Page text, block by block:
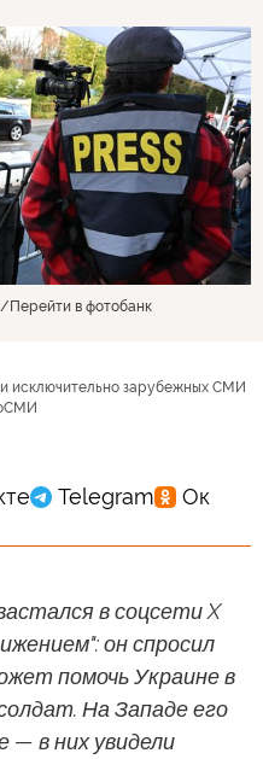
Перейти в фотобанк
зарубежных СМИ
в соцсети X
он спросил
помочь Украине в
На Западе его
— в них увидели